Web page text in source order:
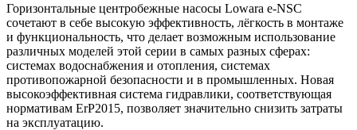
Горизонтальные центробежные насосы Lowara e-NSC
сочетают в себе высокую эффективность, лёгкость в монтаже
и функциональность, что делает возможным использование
различных моделей этой серии в самых разных сферах:
системах водоснабжения и отопления, системах
противопожарной безопасности и в промышленных. Новая
высокоэффективная система гидравлики, соответствующая
нормативам ErP2015, позволяет значительно снизить затраты
на эксплуатацию.